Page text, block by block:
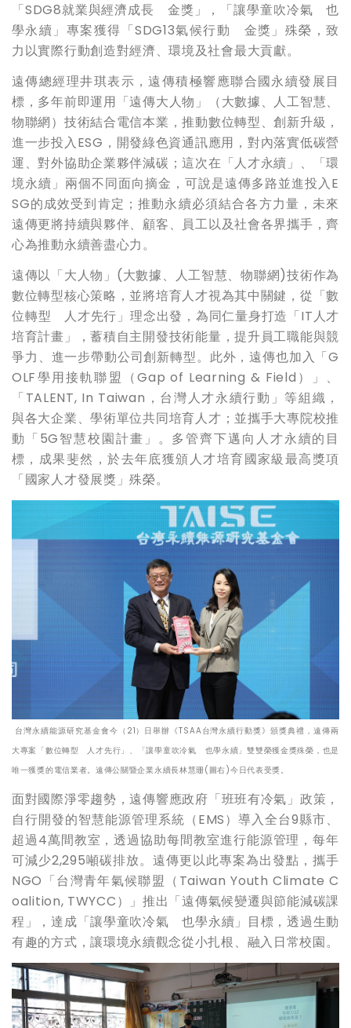
「SDG8就業與經濟成長 金獎」，「讓學童吹冷氣 也
學永續」專案獲得「SDG13氣候行動 金獎」殊榮，致
力以實際行動創造對經濟、環境及社會最大貢獻。
遠傳總經理井琪表示，遠傳積極響應聯合國永續發展目
標，多年前即運用「遠傳大人物」（大數據、人工智慧、
物聯網）技術結合電信本業，推動數位轉型、創新升級，
進一步投入ESG，開發綠色資通訊應用，對內落實低碳營
運、對外協助企業夥伴減碳；這次在「人才永續」、「環
境永續」兩個不同面向摘金，可說是遠傳多路並進投入E
SG的成效受到肯定；推動永續必須結合各方力量，未來
遠傳更將持續與夥伴、顧客、員工以及社會各界攜手，齊
心為推動永續善盡心力。
遠傳以「大人物」(大數據、人工智慧、物聯網)技術作為
數位轉型核心策略，並將培育人才視為其中關鍵，從「數
位轉型 人才先行」理念出發，為同仁量身打造「IT人才
培育計畫」，蓄積自主開發技術能量，提升員工職能與競
爭力、進一步帶動公司創新轉型。此外，遠傳也加入「G
OLF學用接軌聯盟（Gap of Learning & Field）」、
「TALENT, In Taiwan，台灣人才永續行動」等組織，
與各大企業、學術單位共同培育人才；並攜手大專院校推
動「5G智慧校園計畫」。多管齊下邁向人才永續的目
標，成果斐然，於去年底獲頒人才培育國家級最高獎項
「國家人才發展獎」殊榮。
台灣永續能源研究基金會今（21）日舉辦《TSAA台灣永續行動獎》頒獎典禮，遠傳兩
大專案「數位轉型 人才先行」、「讓學童吹冷氣 也學永續」雙雙榮獲金獎殊榮，也是
唯一獲獎的電信業者。遠傳公關暨企業永續長林慧珊(圖右)今日代表受獎。
面對國際淨零趨勢，遠傳響應政府「班班有冷氣」政策，
自行開發的智慧能源管理系統（EMS）導入全台9縣市、
超過4萬間教室，透過協助每間教室進行能源管理，每年
可減少2,295噸碳排放。遠傳更以此專案為出發點，攜手
NGO「台灣青年氣候聯盟（Taiwan Youth Climate C
oalition, TWYCC）」推出「遠傳氣候變遷與節能減碳課
程」，達成「讓學童吹冷氣 也學永續」目標，透過生動
有趣的方式，讓環境永續觀念從小扎根、融入日常校園。